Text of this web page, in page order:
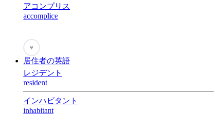
アコンプリス
accomplice
♥
居住者の英語
レジデント
resident
インハビタント
inhabitant